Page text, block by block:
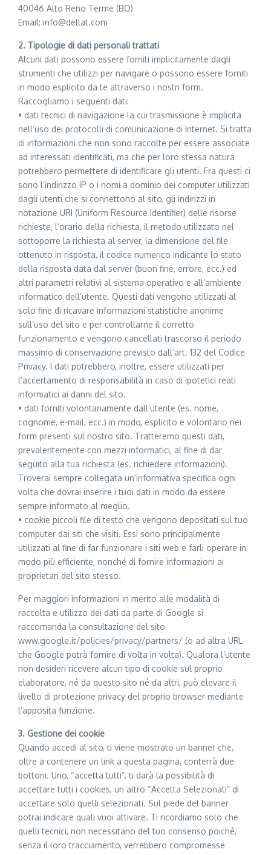
40046 Alto Reno Terme (BO)
Email: info@dellat.com
2. Tipologie di dati personali trattati
Alcuni dati possono essere forniti implicitamente dagli
strumenti che utilizzi per navigare o possono essere forniti
in modo esplicito da te attraverso i nostri form.
Raccogliamo i seguenti dati:
• dati tecnici di navigazione la cui trasmissione è implicita
nell’uso dei protocolli di comunicazione di Internet. Si tratta
di informazioni che non sono raccolte per essere associate
ad interessati identificati, ma che per loro stessa natura
potrebbero permettere di identificare gli utenti. Fra questi ci
sono l’indirizzo IP o i nomi a dominio dei computer utilizzati
dagli utenti che si connettono al sito, gli indirizzi in
notazione URI (Uniform Resource Identifier) delle risorse
richieste, l’orario della richiesta, il metodo utilizzato nel
sottoporre la richiesta al server, la dimensione del file
ottenuto in risposta, il codice numerico indicante lo stato
della risposta data dal server (buon fine, errore, ecc.) ed
altri parametri relativi al sistema operativo e all’ambiente
informatico dell’utente. Questi dati vengono utilizzati al
solo fine di ricavare informazioni statistiche anonime
sull’uso del sito e per controllarne il corretto
funzionamento e vengono cancellati trascorso il periodo
massimo di conservazione previsto dall’art. 132 del Codice
Privacy. I dati potrebbero, inoltre, essere utilizzati per
l’accertamento di responsabilità in caso di ipotetici reati
informatici ai danni del sito.
• dati forniti volontariamente dall’utente (es. nome,
cognome, e-mail, ecc.) in modo, esplicito e volontario nei
form presenti sul nostro sito. Tratteremo questi dati,
prevalentemente con mezzi informatici, al fine di dar
seguito alla tua richiesta (es. richiedere informazioni).
Troverai sempre collegata un’informativa specifica ogni
volta che dovrai inserire i tuoi dati in modo da essere
sempre informato al meglio.
• cookie piccoli file di testo che vengono depositati sul tuo
computer dai siti che visiti. Essi sono principalmente
utilizzati al fine di far funzionare i siti web e farli operare in
modo più efficiente, nonché di fornire informazioni ai
proprietari del sito stesso.
Per maggiori informazioni in merito alle modalità di
raccolta e utilizzo dei dati da parte di Google si
raccomanda la consultazione del sito
www.google.it/policies/privacy/partners/ (o ad altra URL
che Google potrà fornire di volta in volta). Qualora l’utente
non desideri ricevere alcun tipo di cookie sul proprio
elaboratore, né da questo sito né da altri, può elevare il
livello di protezione privacy del proprio browser mediante
l’apposita funzione.
3. Gestione dei cookie
Quando accedi al sito, ti viene mostrato un banner che,
oltre a contenere un link a questa pagina, conterrà due
bottoni. Uno, “accetta tutti”, ti darà la possibilità di
accettare tutti i cookies, un altro “Accetta Selezionati” di
accettare solo quelli selezionati. Sul piede del banner
potrai indicare quali vuoi attivare. Ti ricordiamo solo che
quelli tecnici, non necessitano del tuo consenso poiché,
senza il loro tracciamento, verrebbero compromesse